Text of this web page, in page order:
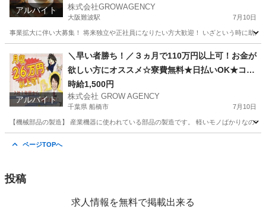
アルバイト 株式会社GROWAGENCY
大阪難波駅 7月10日
事業拡大に伴い大募集！ 将来独立や正社員になりたい方大歓迎！ いざという時に助
大阪難波駅 カフェ 時給
アルバイト
＼早い者勝ち！／３ヵ月で110万円以上可！お金が
欲しい方にオススメ☆寮費無料★日払いOK★コツ
コツ作業☆赴任交通費支給◎
時給1,500円
株式会社 GROW AGENCY
千葉県 船橋市 7月10日
【機械部品の製造】 産業機器に使われている部品の製造です。 軽いモノばかりな
ページTOPへ
投稿
求人情報を無料で掲載出来る